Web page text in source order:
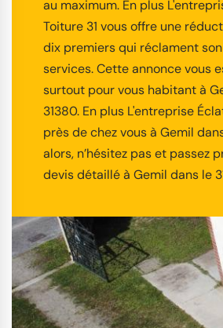
au maximum. En plus
Toiture 31 vous offre une
dix premiers qui réclament
services. Cette annonce vous
surtout pour vous habitant à
31380. En plus L'entreprise
près de chez vous à Gemil
alors, n’hésitez pas et passez
devis détaillé à Gemil dans le